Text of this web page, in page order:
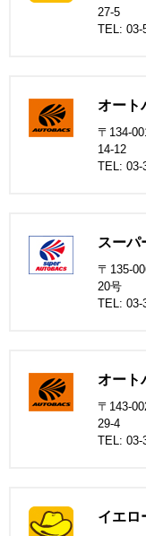
27-5
TEL: 03-
オー
〒134-
14-12
TEL: 03-
スーパ
〒135-
20号
TEL: 03-
オート
〒143-
29-4
TEL: 03-
イエロ